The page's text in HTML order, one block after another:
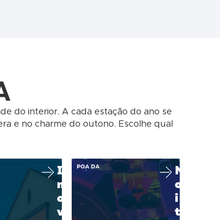
do interior. A cada estação do ano se
e no charme do outono. Escolhe qual
I
n
o
v
POA DA
N
o
i
t